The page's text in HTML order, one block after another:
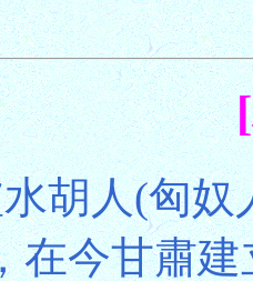
胡人(匈
在今甘肅